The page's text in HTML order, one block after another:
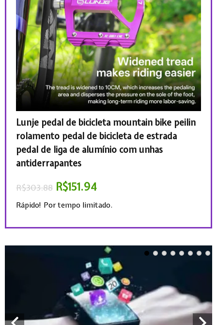
Lunje pedal de bicicleta mountain bike peilin
rolamento pedal de bicicleta de estrada
pedal de liga de alumínio com unhas
antiderrapantes
R$303.88 R$151.94
Rápido! Por tempo limitado.